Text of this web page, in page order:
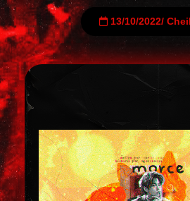
13/10/2022/ Cheill